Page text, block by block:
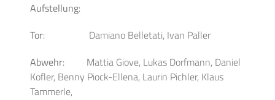
Aufstellung:
Tor: Damiano Belletati, Ivan Paller
Abwehr: Mattia Giove, Lukas Dorfmann, Daniel
Kofler, Benny Piock-Ellena, Laurin Pichler, Klaus
Tammerle,